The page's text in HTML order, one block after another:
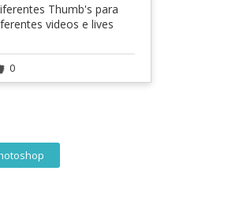
Thumb's para
videos e lives
0